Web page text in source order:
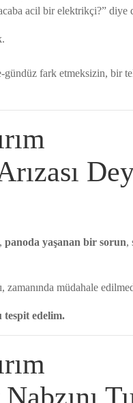
acil bir elektrikçi?” diye
gündüz fark etmeksizin, bir
, panoda yaşanan bir sorun,
zamanında müdahale
tespit edelim.